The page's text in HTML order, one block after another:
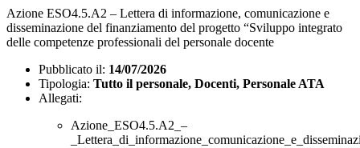
Azione ESO4.5.A2 – Lettera di informazione, comunicazione e
disseminazione del finanziamento del progetto “Sviluppo integrato
delle competenze professionali del personale docente
Pubblicato il: 14/07/2026
Tipologia: Tutto il personale, Docenti, Personale ATA
Allegati:
Azione_ESO4.5.A2_–